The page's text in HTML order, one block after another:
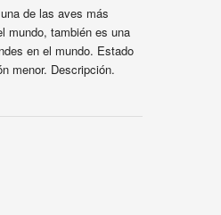
de las aves más
mundo, también es una
en el mundo. Estado
menor. Descripción.